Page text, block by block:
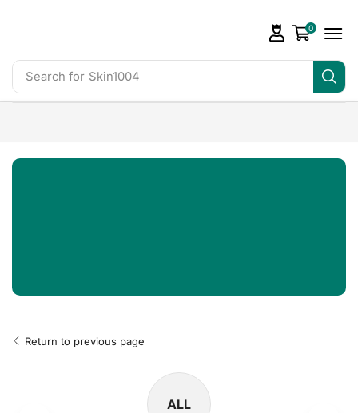
Search for Skin1004
0
Return to previous page
ALL